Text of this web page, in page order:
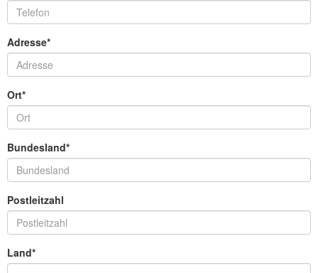
Adresse*
Ort*
Bundesland*
Postleitzahl
Land*